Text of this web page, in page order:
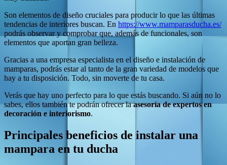
Son elementos de diseño cruciales para producir lo que las últimas
tendencias de interiores buscan. En https://www.mamparasducha.es/
podrás observar y comprobar que, además de funcionales, son
elementos que aportan gran belleza.
Gracias a una empresa especialista en el diseño e instalación de
mamparas, podrás estar al tanto de la gran variedad de modelos que
hay a tu disposición. Todo, sin moverte de tu casa.
Verás que hay uno perfecto para lo que estás buscando. Si aún no lo
sabes, ellos también te podrán ofrecer laasesoría de expertos en
decoración e interiorismo.
Principales beneficios de instalar una
mampara en tu ducha